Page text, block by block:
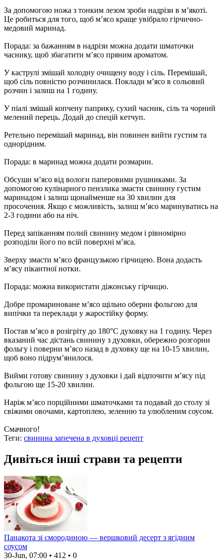
За допомогою ножа з тонким лезом зроби надрізи в м’якоті.
Це робиться для того, щоб м’ясо краще увібрало гірчично-
медовий маринад.
Порада: за бажанням в надрізи можна додати шматочки
часнику, щоб збагатити м’ясо пряним ароматом.
У каструлі змішай холодну очищену воду і сіль. Перемішай,
щоб сіль повністю розчинилася. Поклади м’ясо в сольовий
розчин і залиш на 1 годину.
У піалі змішай копчену паприку, сухий часник, сіль та чорний
мелений перець. Додай до спецій кетчуп.
Ретельно перемішай маринад, він повинен вийти густим та
однорідним.
Порада: в маринад можна додати розмарин.
Обсуши м’ясо від вологи паперовими рушниками. За
допомогою кулінарного пензлика змасти свинину густим
маринадом і залиш щонайменше на 30 хвилин для
просочення. Якщо є можливість, залиш м’ясо маринуватись на
2-3 години або на ніч.
Перед запіканням полий свинину медом і рівномірно
розподіли його по всій поверхні м’яса.
Зверху змасти м’ясо французькою гірчицею. Вона додасть
м’ясу пікантної нотки.
Порада: можна використати діжонську гірчицю.
Добре промариноване м’ясо щільно оберни фольгою для
випічки та переклади у жаростійку форму.
Постав м’ясо в розігріту до 180°C духовку на 1 годину. Через
вказаний час дістань свинину з духовки, обережно розгорни
фольгу і поверни м’ясо назад в духовку ще на 10-15 хвилин,
щоб воно підрум’янилося.
Вийми готову свинину з духовки і дай відпочити м’ясу під
фольгою ще 15-20 хвилин.
Наріж м’ясо порційними шматочками та подавай до столу зі
свіжими овочами, картоплею, зеленню та улюбленим соусом.
Смачного!
Теги: свинина запечена в духовці рецепт
Дивіться інші страви та рецепти
Панакота зі смородиною — вершковий десерт з ягідним
соусом
30-Jun, 07:00 • 412 • 0